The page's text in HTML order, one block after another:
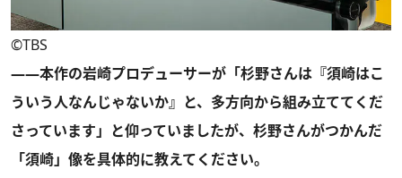
©TBS
――本作の岩崎プロデューサーが「杉野さんは『須崎はこ
ういう人なんじゃないか』と、多方向から組み立ててくだ
さっています」と仰っていましたが、杉野さんがつかんだ
「須崎」像を具体的に教えてください。